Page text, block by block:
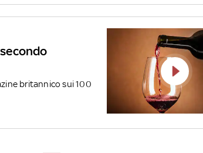
britannico sui 100